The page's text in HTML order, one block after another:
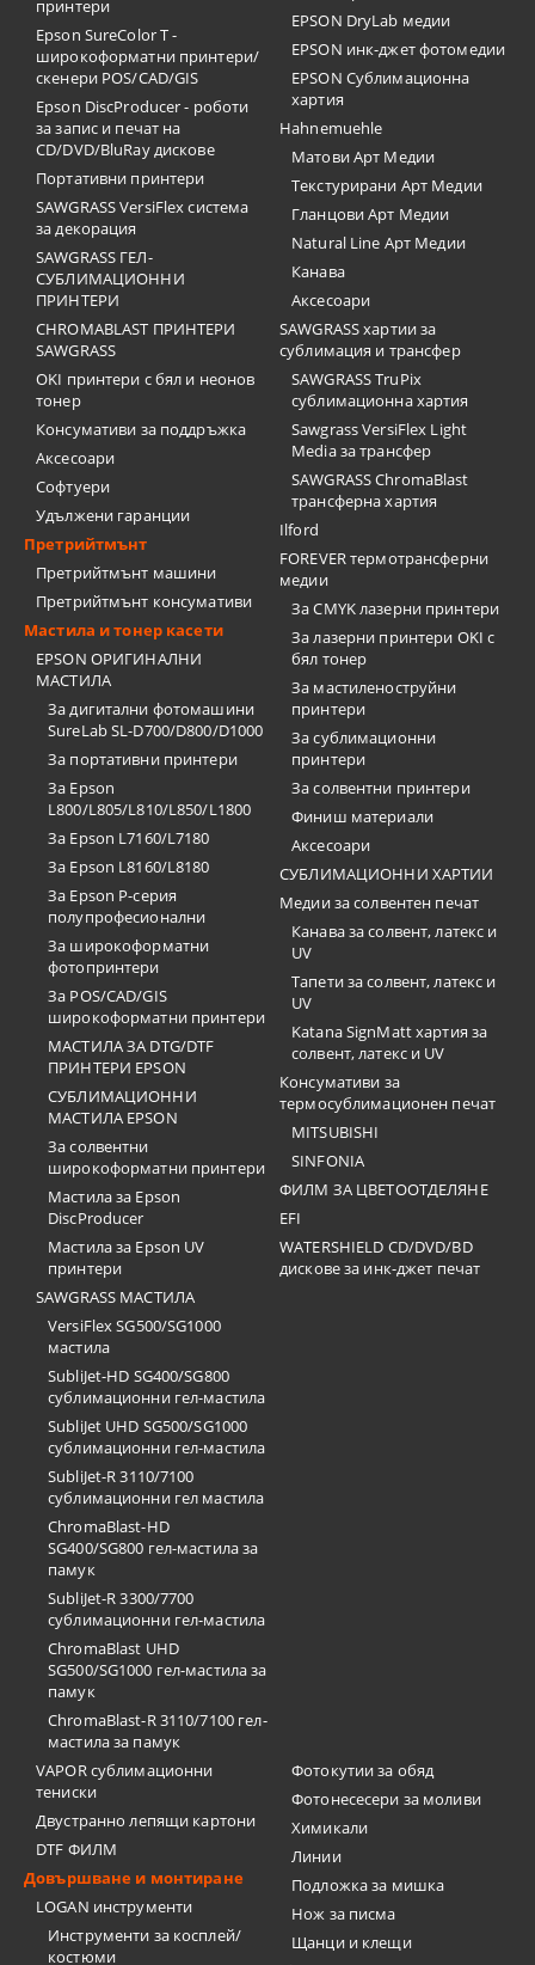
принтери
Epson SureColor T -
широкоформатни принтери/
скенери POS/CAD/GIS
Epson DiscProducer - роботи
за запис и печат на
CD/DVD/BluRay дискове
Портативни принтери
SAWGRASS VersiFlex система
за декорация
SAWGRASS ГЕЛ-
СУБЛИМАЦИОННИ
ПРИНТЕРИ
CHROMABLAST ПРИНТЕРИ
SAWGRASS
OKI принтери с бял и неонов
тонер
Консумативи за поддръжка
Аксесоари
Софтуери
Удължени гаранции
Претрийтмънт
Претрийтмънт машини
Претрийтмънт консумативи
Мастила и тонер касети
EPSON ОРИГИНАЛНИ
МАСТИЛА
За дигитални фотомашини
SureLab SL-D700/D800/D1000
За портативни принтери
За Epson
L800/L805/L810/L850/L1800
За Epson L7160/L7180
За Epson L8160/L8180
За Epson P-серия
полупрофесионални
За широкоформатни
фотопринтери
За POS/CAD/GIS
широкоформатни принтери
МАСТИЛА ЗА DTG/DTF
ПРИНТЕРИ EPSON
СУБЛИМАЦИОННИ
МАСТИЛА EPSON
За солвентни
широкоформатни принтери
Мастила за Epson
DiscProducer
Мастила за Epson UV
принтери
SAWGRASS МАСТИЛА
VersiFlex SG500/SG1000
мастила
SubliJet-HD SG400/SG800
сублимационни гел-мастила
SubliJet UHD SG500/SG1000
сублимационни гел-мастила
SubliJet-R 3110/7100
сублимационни гел мастила
ChromaBlast-HD
SG400/SG800 гел-мастила за
памук
SubliJet-R 3300/7700
сублимационни гел-мастила
ChromaBlast UHD
SG500/SG1000 гел-мастила за
памук
ChromaBlast-R 3110/7100 гел-
мастила за памук
EPSON DryLab медии
EPSON инк-джет фотомедии
EPSON Сублимационна
хартия
Hahnemuehle
Матови Арт Медии
Текстурирани Арт Медии
Гланцови Арт Медии
Natural Line Арт Медии
Канава
Аксесоари
SAWGRASS хартии за
сублимация и трансфер
SAWGRASS TruPix
сублимационна хартия
Sawgrass VersiFlex Light
Media за трансфер
SAWGRASS ChromaBlast
трансферна хартия
Ilford
FOREVER термотрансферни
медии
За CMYK лазерни принтери
За лазерни принтери OKI с
бял тонер
За мастиленоструйни
принтери
За сублимационни
принтери
За солвентни принтери
Финиш материали
Аксесоари
СУБЛИМАЦИОННИ ХАРТИИ
Медии за солвентен печат
Канава за солвент, латекс и
UV
Тапети за солвент, латекс и
UV
Katana SignMatt хартия за
солвент, латекс и UV
Консумативи за
термосублимационен печат
MITSUBISHI
SINFONIA
ФИЛМ ЗА ЦВЕТООТДЕЛЯНЕ
EFI
WATERSHIELD CD/DVD/BD
дискове за инк-джет печат
VAPOR сублимационни
тениски
Двустранно лепящи картони
DTF ФИЛМ
Довършване и монтиране
LOGAN инструменти
Инструменти за косплей/
костюми
Фотокутии за обяд
Фотонесесери за моливи
Химикали
Линии
Подложка за мишка
Нож за писма
Щанци и клещи